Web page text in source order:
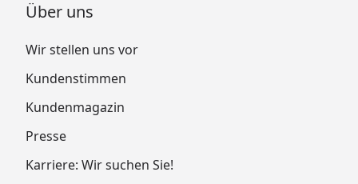
Über uns
Wir stellen uns vor
Kundenstimmen
Kundenmagazin
Presse
Karriere: Wir suchen Sie!